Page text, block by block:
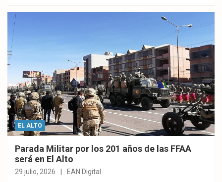
EL ALTO
Parada Militar por los 201 años de las FFAA
será en El Alto
29 julio, 2026 EAN Digital